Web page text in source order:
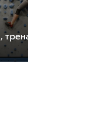
тренажёр для